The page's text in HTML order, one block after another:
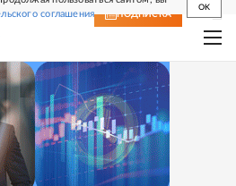
соглашения
OK
ПОДПИСКА